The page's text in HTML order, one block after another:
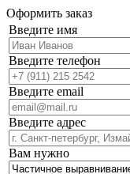
Оформить заказ
Введите имя
Введите телефон
Введите email
Введите адрес
Вам нужно